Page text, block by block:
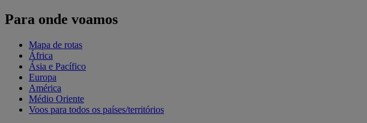
Para onde voamos
Mapa de rotas
África
Ásia e Pacífico
Europa
América
Médio Oriente
Voos para todos os países/territórios